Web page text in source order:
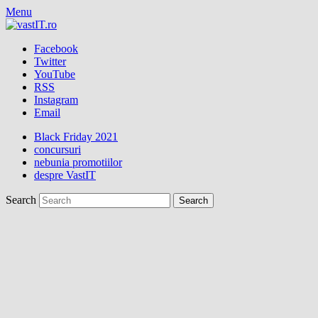
Menu
Facebook
Twitter
YouTube
RSS
Instagram
Email
Black Friday 2021
concursuri
nebunia promotiilor
despre VastIT
Search